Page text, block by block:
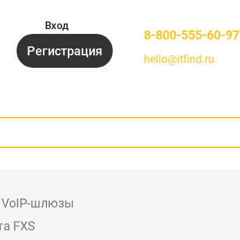
Вход
Регистрация
8-800-555-60-97
hello@itfind.ru
VoIP-шлюзы
FXS